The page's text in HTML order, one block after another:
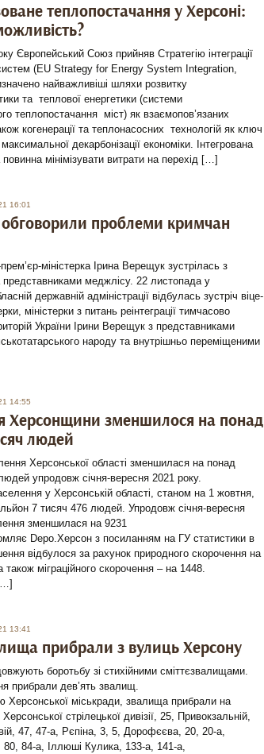
теплопостачання у Херсоні:
Європейський Союз прийняв Стратегію інтеграції
(EU Strategy for Energy System Integration,
найважливіші шляхи розвитку
та теплової енергетики (системи
теплопостачання міст) як взаємопов’язаних
когенерації та теплонасосних технологій як ключ
декарбонізації економіки. Інтегрована
мінімізувати витрати на перехід […]
16:01
обговорили проблеми кримчан
міністерка Ірина Верещук зустрілась з
меджлісу. 22 листопада у
державній адміністрації відбулась зустріч віце-
міністерки з питань реінтеграції тимчасово
України Ірини Верещук з представниками
народу та внутрішньо переміщеними
14:55
Херсонщини зменшилося на понад
людей
Херсонської області зменшилася на понад
упродовж січня-вересня 2021 року.
у Херсонській області, станом на 1 жовтня,
7 тисяч 476 людей. Упродовж січня-вересня
зменшилася на 9231
Depo.Херсон з посиланням на ГУ статистики в
відбулося за рахунок природного скорочення на
міграційного скорочення – на 1448.
13:41
прибрали з вулиць Херсону
боротьбу зі стихійними сміттєзвалищами.
прибрали дев’ять звалищ.
Херсонської міськради, звалища прибрали на
стрілецької дивізії, 25, Привокзальній,
47, 47-а, Рєпіна, 3, 5, Дорофєєва, 20, 20-а,
84-а, Іллюші Кулика, 133-а, 141-а,